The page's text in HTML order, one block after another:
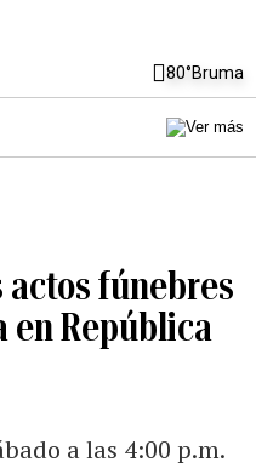
80°Bruma
actos fúnebres
en República
a las 4:00 p.m.